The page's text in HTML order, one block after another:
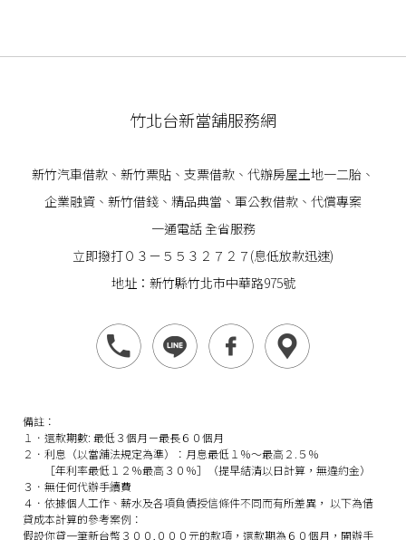
竹北台新當舖服務網
新竹汽車借款 、 新竹票貼 、支票借款、代辦房屋土地一二胎、
企業融資 、 新竹借錢 、精品典當、軍公教借款、代償專案
一通電話 全省服務
立即撥打０３－５５３２７２７(息低放款迅速)
地址：新竹縣竹北市中華路975號
備註：
１．還款期數: 最低３個月－最長６０個月
２．利息（以當舖法規定為準）：月息最低１％～最高２.５％
［年利率最低１２％最高３０％］（提早結清以日計算，無違約金）
３．無任何代辦手續費
４．依據個人工作、薪水及各項負債授信條件不同而有所差異， 以下為借
貸成本計算的參考案例：
假設你貸一筆新台幣３００,０００元的款項，還款期為６０個月，開辦手